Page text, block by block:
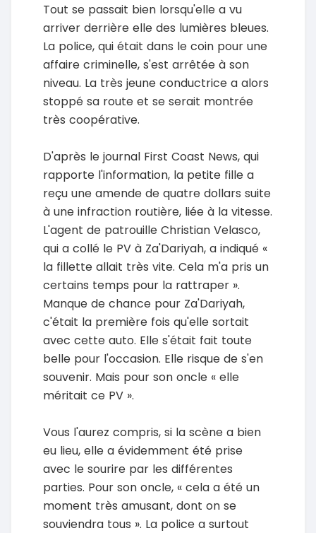
Tout se passait bien lorsqu'elle a vu
arriver derrière elle des lumières bleues.
La police, qui était dans le coin pour une
affaire criminelle, s'est arrêtée à son
niveau. La très jeune conductrice a alors
stoppé sa route et se serait montrée
très coopérative.
D'après le journal First Coast News, qui
rapporte l'information, la petite fille a
reçu une amende de quatre dollars suite
à une infraction routière, liée à la vitesse.
L'agent de patrouille Christian Velasco,
qui a collé le PV à Za'Dariyah, a indiqué «
la fillette allait très vite. Cela m'a pris un
certains temps pour la rattraper ».
Manque de chance pour Za'Dariyah,
c'était la première fois qu'elle sortait
avec cette auto. Elle s'était fait toute
belle pour l'occasion. Elle risque de s'en
souvenir. Mais pour son oncle « elle
méritait ce PV ».
Vous l'aurez compris, si la scène a bien
eu lieu, elle a évidemment été prise
avec le sourire par les différentes
parties. Pour son oncle, « cela a été un
moment très amusant, dont on se
souviendra tous ». La police a surtout